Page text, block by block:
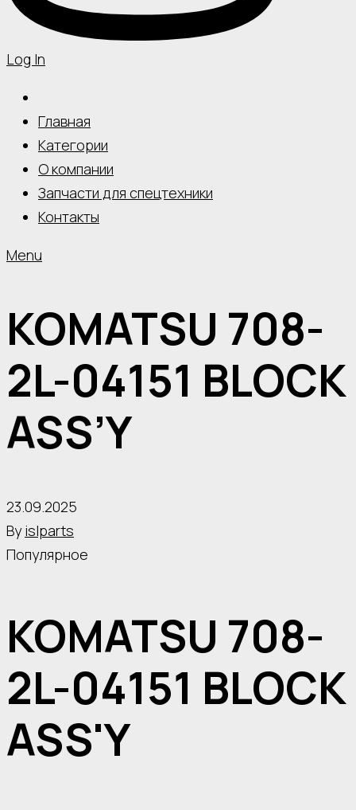
Log In
Главная
Категории
О компании
Запчасти для спецтехники
Контакты
Menu
KOMATSU 708-
2L-04151 BLOCK
ASS’Y
23.09.2025
By islparts
Популярное
KOMATSU 708-
2L-04151 BLOCK
ASS'Y